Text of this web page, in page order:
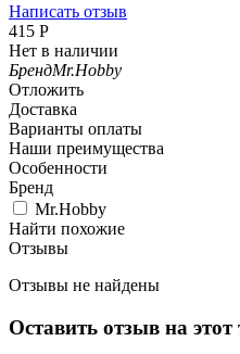
Написать отзыв
‍415‍ Р
Нет в наличии
БрендMr.Hobby
Отложить
Доставка
Варианты оплаты
Наши преимущества
Особенности
Бренд
Mr.Hobby
Найти похожие
Отзывы
Отзывы не найдены
Оставить отзыв на этот